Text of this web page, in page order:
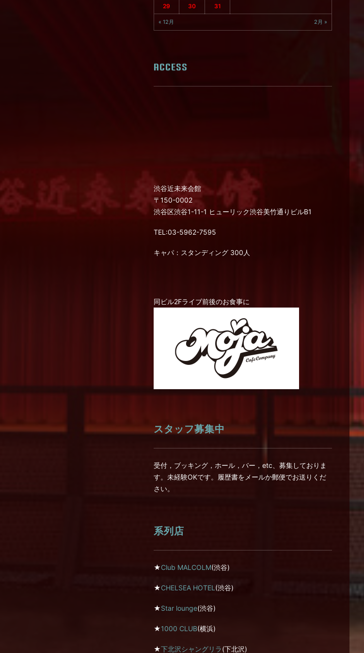
29 30 31
« 12月 2月 »
ACCESS
渋谷近未来会館
〒150-0002
渋谷区渋谷1-11-1 ヒューリック渋谷美竹通りビルB1
TEL:03-5962-7595
キャパ：スタンディング 300人
同ビル2Fライブ前後のお食事に
スタッフ募集中
受付，ブッキング，ホール，バー，etc、募集しておりま
す。未経験OKです。履歴書をメールか郵便でお送りくだ
さい。
系列店
★Club MALCOLM(渋谷)
★CHELSEA HOTEL (渋谷)
★Star lounge(渋谷)
★1000 CLUB(横浜)
★下北沢シャングリラ(下北沢)